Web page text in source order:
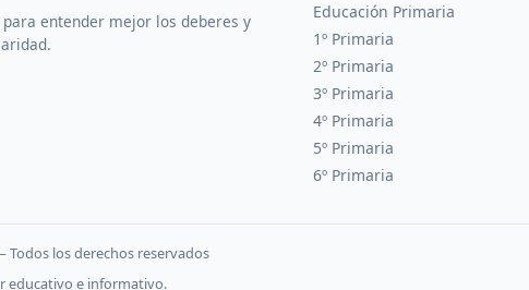
para entender mejor los deberes y
Educación Primaria
1º Primaria
2º Primaria
3º Primaria
4º Primaria
5º Primaria
6º Primaria
Todos los derechos reservados
educativo e informativo.